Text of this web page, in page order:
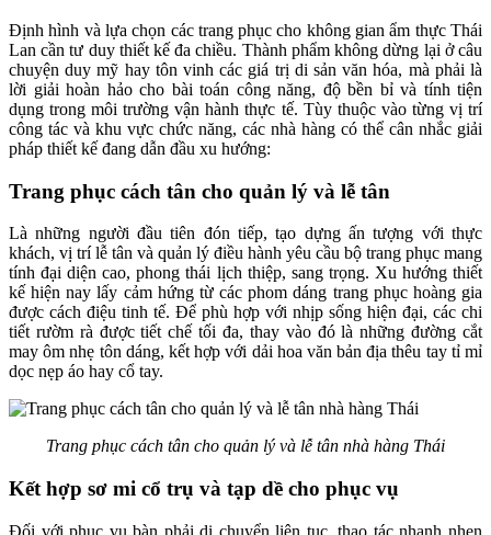
Định hình và lựa chọn các trang phục cho không gian ẩm thực Thái
Lan cần tư duy thiết kế đa chiều. Thành phẩm không dừng lại ở câu
chuyện duy mỹ hay tôn vinh các giá trị di sản văn hóa, mà phải là
lời giải hoàn hảo cho bài toán công năng, độ bền bỉ và tính tiện
dụng trong môi trường vận hành thực tế. Tùy thuộc vào từng vị trí
công tác và khu vực chức năng, các nhà hàng có thể cân nhắc giải
pháp thiết kế đang dẫn đầu xu hướng:
Trang phục cách tân cho quản lý và lễ tân
Là những người đầu tiên đón tiếp, tạo dựng ấn tượng với thực
khách, vị trí lễ tân và quản lý điều hành yêu cầu bộ trang phục mang
tính đại diện cao, phong thái lịch thiệp, sang trọng. Xu hướng thiết
kế hiện nay lấy cảm hứng từ các phom dáng trang phục hoàng gia
được cách điệu tinh tế. Để phù hợp với nhịp sống hiện đại, các chi
tiết rườm rà được tiết chế tối đa, thay vào đó là những đường cắt
may ôm nhẹ tôn dáng, kết hợp với dải hoa văn bản địa thêu tay tỉ mỉ
dọc nẹp áo hay cổ tay.
Trang phục cách tân cho quản lý và lễ tân nhà hàng Thái
Kết hợp sơ mi cổ trụ và tạp dề cho phục vụ
Đối với phục vụ bàn phải di chuyển liên tục, thao tác nhanh nhẹn